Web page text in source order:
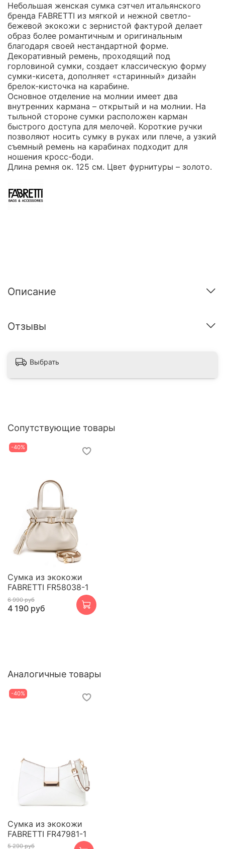
Небольшая женская сумка сэтчел итальянского
бренда FABRETTI из мягкой и нежной светло-
бежевой экокожи с зернистой фактурой делает
образ более романтичным и оригинальным
благодаря своей нестандартной форме.
Декоративный ремень, проходящий под
горловиной сумки, создает классическую форму
сумки-кисета, дополняет «старинный» дизайн
брелок-кисточка на карабине.
Основное отделение на молнии имеет два
внутренних кармана – открытый и на молнии. На
тыльной стороне сумки расположен карман
быстрого доступа для мелочей. Короткие ручки
позволяют носить сумку в руках или плече, а узкий
съемный ремень на карабинах подходит для
ношения кросс-боди.
Длина ремня ок. 125 см. Цвет фурнитуры – золото.
Описание
Отзывы
Выбрать
Сопутствующие товары
-40%
Сумка из экокожи
FABRETTI FR58038-1
6 990 руб
4 190 руб
Аналогичные товары
-40%
Сумка из экокожи
FABRETTI FR47981-1
5 290 руб